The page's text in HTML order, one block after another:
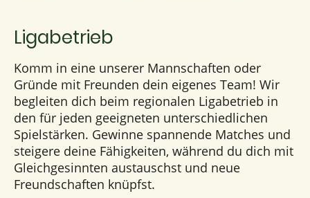
Komm in eine unserer Mannschaften oder
Gründe mit Freunden dein eigenes Team! Wir
begleiten dich beim regionalen Ligabetrieb in
den für jeden geeigneten unterschiedlichen
Spielstärken. Gewinne spannende Matches und
steigere deine Fähigkeiten, während du dich mit
Gleichgesinnten austauschst und neue
Freundschaften knüpfst.
Ligabetrieb